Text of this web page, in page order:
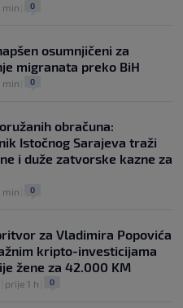
min 0
osumnjičeni za
migranata preko BiH
min 0
obračuna:
Istočnog Sarajeva traži
i duže zatvorske kazne za
min 0
za Vladimira Popovića
kripto-investicijama
žene za 42.000 KM
prije 1 h 0